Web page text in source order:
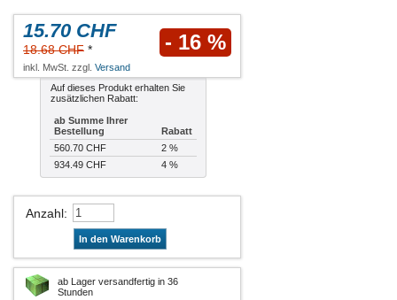
15.70 CHF
18.68 CHF * - 16 %
inkl. MwSt. zzgl. Versand
Auf dieses Produkt erhalten Sie
zusätzlichen Rabatt:
ab Summe Ihrer
Bestellung
Rabatt
560.70 CHF
2 %
934.49 CHF
4 %
Anzahl:
In den Warenkorb
ab Lager versandfertig in 36
Stunden